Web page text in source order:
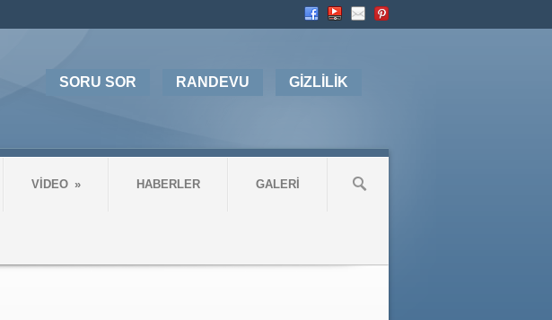
SORU SOR RANDEVU GİZLİLİK
VİDEO » HABERLER GALERİ